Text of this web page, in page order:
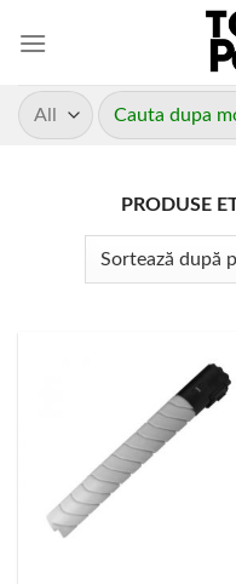
Caută
după:
PRODUSE